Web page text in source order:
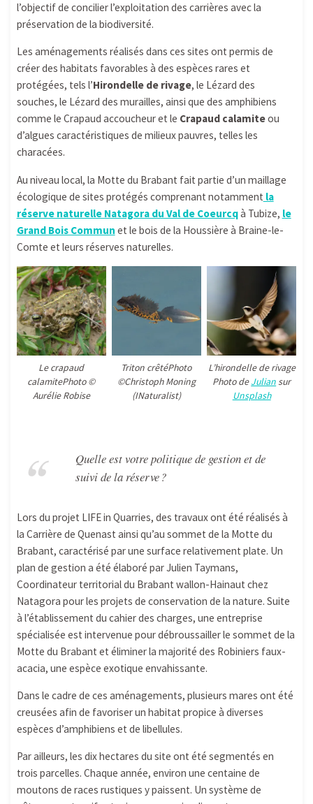
l’objectif de concilier l’exploitation des carrières avec la
préservation de la biodiversité.
Les aménagements réalisés dans ces sites ont permis de
créer des habitats favorables à des espèces rares et
protégées, tels l’Hirondelle de rivage, le Lézard des
souches, le Lézard des murailles, ainsi que des amphibiens
comme le Crapaud accoucheur et le Crapaud calamiteou
d’algues caractéristiques de milieux pauvres, telles les
characées.
Au niveau local, la Motte du Brabant fait partie d’un maillage
écologique de sites protégés comprenant notamment la
réserve naturelle Natagora du Val de Coeurcqà Tubize, le
Grand Bois Commun et le bois de la Houssière à Braine-le-
Comte et leurs réserves naturelles.
Le crapaud
calamitePhoto ©
Aurélie Robise
Triton crêtéPhoto
©Christoph Moning
(INaturalist)
L’hirondelle de rivage
Photo deJuliansur
Unsplash
Quelle est votre politique de gestion et de
suivi de la réserve ?
Lors du projet LIFE in Quarries, des travaux ont été réalisés à
la Carrière de Quenast ainsi qu’au sommet de la Motte du
Brabant, caractérisé par une surface relativement plate. Un
plan de gestion a été élaboré par Julien Taymans,
Coordinateur territorial du Brabant wallon-Hainaut chez
Natagora pour les projets de conservation de la nature. Suite
à l’établissement du cahier des charges, une entreprise
spécialisée est intervenue pour débroussailler le sommet de la
Motte du Brabant et éliminer la majorité des Robiniers faux-
acacia, une espèce exotique envahissante.
Dans le cadre de ces aménagements, plusieurs mares ont été
creusées afin de favoriser un habitat propice à diverses
espèces d’amphibiens et de libellules.
Par ailleurs, les dix hectares du site ont été segmentés en
trois parcelles. Chaque année, environ une centaine de
moutons de races rustiques y paissent. Un système de